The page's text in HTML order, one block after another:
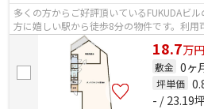
多くの方からご好評頂いているFUKUDAビ
方に嬉しい駅から徒歩8分の物件です。利
い物件です。
18.7万円
敷金 0ヶ
坪単価
- / 23.19